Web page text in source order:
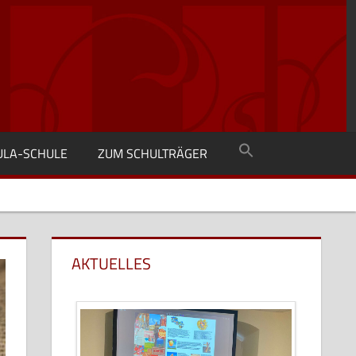
SCHULE ZUM SCHULTRÄGER
AKTUELLES